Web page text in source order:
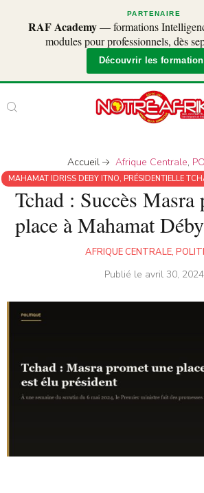
PARTENAIRE
RAF Academy— formations
modules pour professionnels, dès
Découvrir les
Accueil Afrique Centrale,
MAHAMAT IDRISS DEBY ITNO, PRÉSIDENTIELLE
Tchad : Succès Masra
place à Mahamat
AFRIQUE CENTRALE,
Publié le avril 30, 2024